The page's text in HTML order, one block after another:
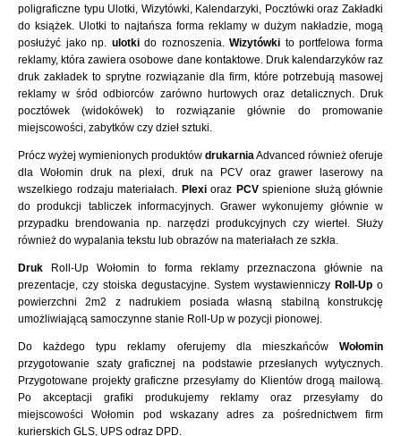
poligraficzne typu Ulotki, Wizytówki, Kalendarzyki, Pocztówki oraz Zakładki
do książek. Ulotki to najtańsza forma reklamy w dużym nakładzie, mogą
posłużyć jako np. ulotkido roznoszenia.Wizytówki to portfelowa forma
reklamy, która zawiera osobowe dane kontaktowe. Druk kalendarzyków raz
druk zakładek to sprytne rozwiązanie dla firm, które potrzebują masowej
reklamy w śród odbiorców zarówno hurtowych oraz detalicznych. Druk
pocztówek (widokówek) to rozwiązanie głównie do promowanie
miejscowości, zabytków czy dzieł sztuki.
Prócz wyżej wymienionych produktów drukarniaAdvanced również oferuje
dla Wołomin druk na plexi, druk na PCV oraz grawer laserowy na
wszelkiego rodzaju materiałach. Plexioraz PCVspienione służą głównie
do produkcji tabliczek informacyjnych. Grawer wykonujemy głównie w
przypadku brendowania np. narzędzi produkcyjnych czy wierteł. Służy
również do wypalania tekstu lub obrazów na materiałach ze szkła.
Druk Roll-Up Wołomin to forma reklamy przeznaczona głównie na
prezentacje, czy stoiska degustacyjne. System wystawienniczy Roll-Up o
powierzchni 2m2 z nadrukiem posiada własną stabilną konstrukcję
umożliwiającą samoczynne stanie Roll-Up w pozycji pionowej.
Do każdego typu reklamy oferujemy dla mieszkańców Wołomin
przygotowanie szaty graficznej na podstawie przesłanych wytycznych.
Przygotowane projekty graficzne przesyłamy do Klientów drogą mailową.
Po akceptacji grafiki produkujemy reklamy oraz przesyłamy do
miejscowości Wołomin pod wskazany adres za pośrednictwem firm
kurierskich GLS, UPS odraz DPD.